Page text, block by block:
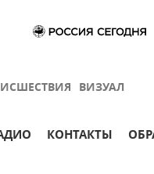
ВИЗУАЛ
КОНТАКТЫ